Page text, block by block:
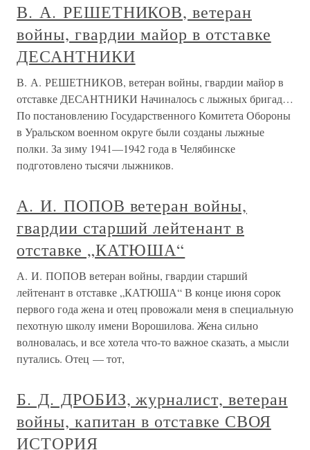
В. А. РЕШЕТНИКОВ, ветеран
войны, гвардии майор в отставке
ДЕСАНТНИКИ
В. А. РЕШЕТНИКОВ, ветеран войны, гвардии майор в
отставке ДЕСАНТНИКИ Начиналось с лыжных бригад…
По постановлению Государственного Комитета Обороны
в Уральском военном округе были созданы лыжные
полки. За зиму 1941—1942 года в Челябинске
подготовлено тысячи лыжников.
А. И. ПОПОВ ветеран войны,
гвардии старший лейтенант в
отставке „КАТЮША“
А. И. ПОПОВ ветеран войны, гвардии старший
лейтенант в отставке „КАТЮША“ В конце июня сорок
первого года жена и отец провожали меня в специальную
пехотную школу имени Ворошилова. Жена сильно
волновалась, и все хотела что-то важное сказать, а мысли
путались. Отец — тот,
Б. Д. ДРОБИЗ, журналист, ветеран
войны, капитан в отставке СВОЯ
ИСТОРИЯ